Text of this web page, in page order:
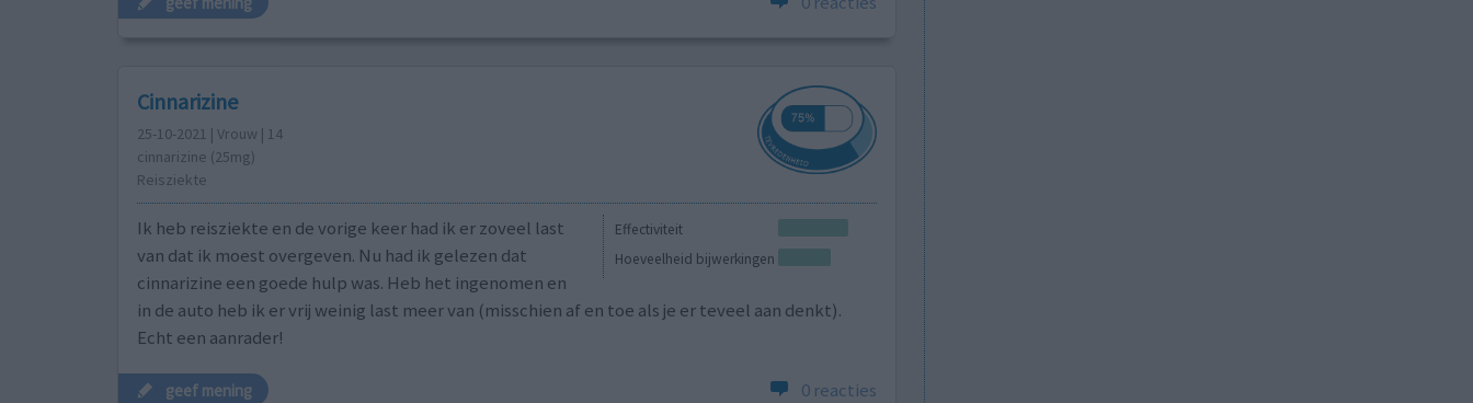
Cinnarizine
25-10-2021 | Vrouw | 14
cinnarizine (25mg)
Reisziekte
Effectiviteit
Hoeveelheid bijwerkingen
Ik heb reisziekte en de vorige keer had ik er zoveel last
van dat ik moest overgeven. Nu had ik gelezen dat
cinnarizine een goede hulp was. Heb het ingenomen en
in de auto heb ik er vrij weinig last meer van (misschien af en toe als je er teveel aan denkt).
Echt een aanrader!
geef mening 0 reacties